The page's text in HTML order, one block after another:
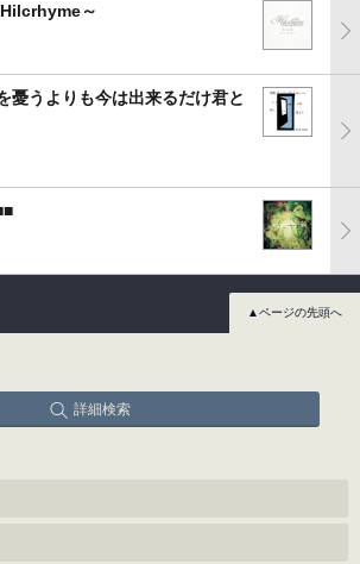
～
憂うよりも今は出来るだけ君と
▲ページの先頭へ
詳細検索